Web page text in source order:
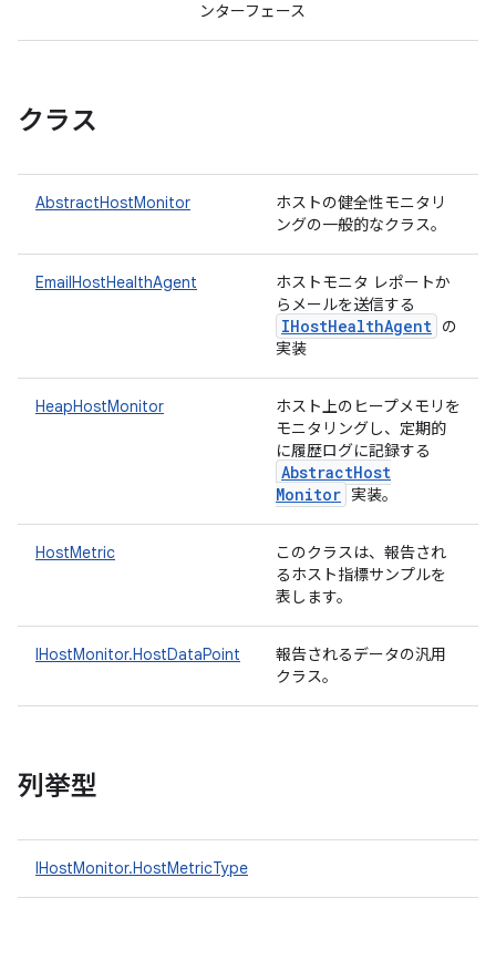
ンターフェース
クラス
AbstractHostMonitor
ホストの健全性モニタリ
ングの一般的なクラス。
EmailHostHealthAgent
ホストモニタ レポートか
らメールを送信する
IHostHealthAgent の
実装
HeapHostMonitor
ホスト上のヒープメモリを
モニタリングし、定期的
に履歴ログに記録する
AbstractHost
Monitor 実装。
HostMetric
このクラスは、報告され
るホスト指標サンプルを
表します。
IHostMonitor.HostDataPoint
報告されるデータの汎用
クラス。
列挙型
IHostMonitor.HostMetricType